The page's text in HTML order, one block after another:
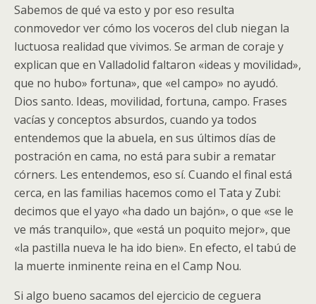
Sabemos de qué va esto y por eso resulta
conmovedor ver cómo los voceros del club niegan la
luctuosa realidad que vivimos. Se arman de coraje y
explican que en Valladolid faltaron «ideas y movilidad»,
que no hubo» fortuna», que «el campo» no ayudó.
Dios santo. Ideas, movilidad, fortuna, campo. Frases
vacías y conceptos absurdos, cuando ya todos
entendemos que la abuela, en sus últimos días de
postración en cama, no está para subir a rematar
córners. Les entendemos, eso sí. Cuando el final está
cerca, en las familias hacemos como el Tata y Zubi:
decimos que el yayo «ha dado un bajón», o que «se le
ve más tranquilo», que «está un poquito mejor», que
«la pastilla nueva le ha ido bien». En efecto, el tabú de
la muerte inminente reina en el Camp Nou.
Si algo bueno sacamos del ejercicio de ceguera